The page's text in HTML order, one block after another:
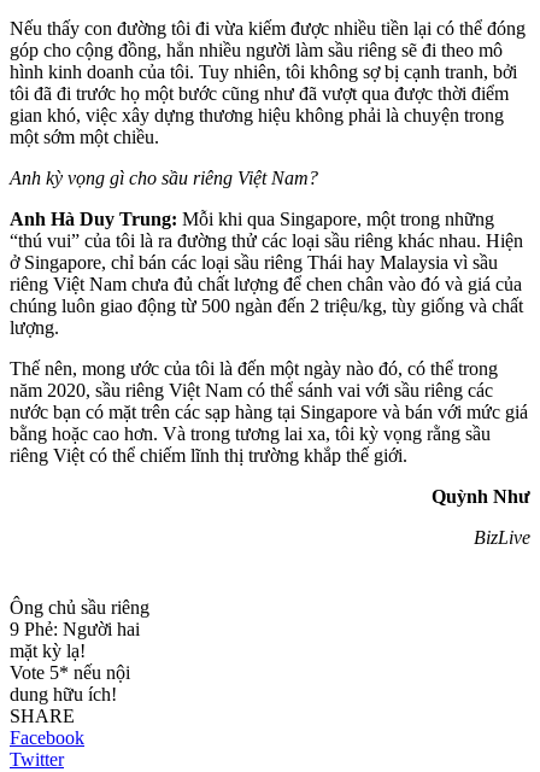
Nếu thấy con đường tôi đi vừa kiếm được nhiều tiền lại có thể đóng
góp cho cộng đồng, hẳn nhiều người làm sầu riêng sẽ đi theo mô
hình kinh doanh của tôi. Tuy nhiên, tôi không sợ bị cạnh tranh, bởi
tôi đã đi trước họ một bước cũng như đã vượt qua được thời điểm
gian khó, việc xây dựng thương hiệu không phải là chuyện trong
một sớm một chiều.
Anh kỳ vọng gì cho sầu riêng Việt Nam?
Anh Hà Duy Trung: Mỗi khi qua Singapore, một trong những
“thú vui” của tôi là ra đường thử các loại sầu riêng khác nhau. Hiện
ở Singapore, chỉ bán các loại sầu riêng Thái hay Malaysia vì sầu
riêng Việt Nam chưa đủ chất lượng để chen chân vào đó và giá của
chúng luôn giao động từ 500 ngàn đến 2 triệu/kg, tùy giống và chất
lượng.
Thế nên, mong ước của tôi là đến một ngày nào đó, có thể trong
năm 2020, sầu riêng Việt Nam có thể sánh vai với sầu riêng các
nước bạn có mặt trên các sạp hàng tại Singapore và bán với mức giá
bằng hoặc cao hơn. Và trong tương lai xa, tôi kỳ vọng rằng sầu
riêng Việt có thể chiếm lĩnh thị trường khắp thế giới.
Quỳnh Như
BizLive
Ông chủ sầu riêng
9 Phẻ: Người hai
mặt kỳ lạ!
Vote 5* nếu nội
dung hữu ích!
SHARE
Facebook
Twitter